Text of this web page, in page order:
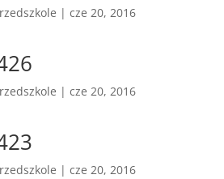
| cze 20, 2016
| cze 20, 2016
| cze 20, 2016